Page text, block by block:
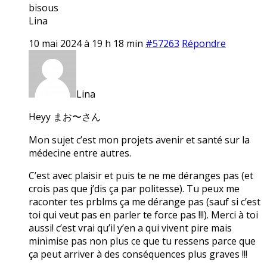
bisous
Lina
10 mai 2024 à 19 h 18 min #57263 Répondre
Lina
Heyy まお〜さん
Mon sujet c’est mon projets avenir et santé sur la
médecine entre autres.
C’est avec plaisir et puis te ne me déranges pas (et
crois pas que j’dis ça par politesse). Tu peux me
raconter tes prblms ça me dérange pas (sauf si c’est
toi qui veut pas en parler te force pas !!!). Merci à toi
aussi! c’est vrai qu’il y’en a qui vivent pire mais
minimise pas non plus ce que tu ressens parce que
ça peut arriver à des conséquences plus graves !!!